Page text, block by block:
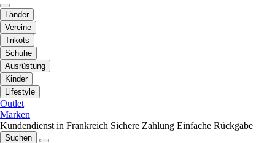
Länder
Vereine
Trikots
Schuhe
Ausrüstung
Kinder
Lifestyle
Outlet
Marken
Kundendienst in Frankreich Sichere Zahlung Einfache Rückgabe
Suchen